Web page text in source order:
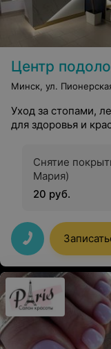
Центр
Минск, ул.
Уход за стопами,
для здоровья и
Снятие
Мария)
20 руб.